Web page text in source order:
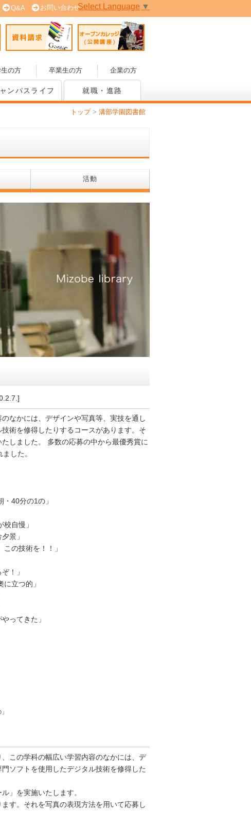
Q&A お問い合わせ
大学案内 (PDF版) 資料請求
の方 卒業生の方 企業の方
ンパスライフ 就職・進路
Select Language ▼
トップ > 溝部学園図書館
活動
なかには、デザインや写真等、実技を通し
術を修得したりするコースがあります。そ
しました。 多数の応募の中から最優秀賞に
した。
40分の1の」
自慢」
景」
の技術を！！」
！」
立つ的」
ってきた」
この学科の幅広い学習内容のなかには、デ
ソフトを使用したデジタル技術を修得した
」を実施いたします。
す。それを写真の表現方法を用いて応募し